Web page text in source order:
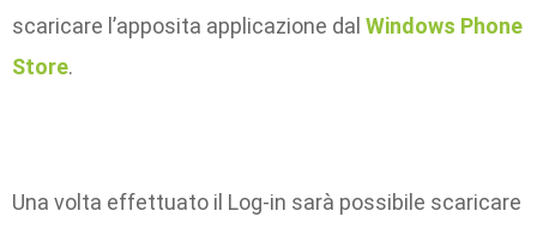
scaricare l’apposita applicazione dal Windows Phone
Store.
Una volta effettuato il Log-in sarà possibile scaricare